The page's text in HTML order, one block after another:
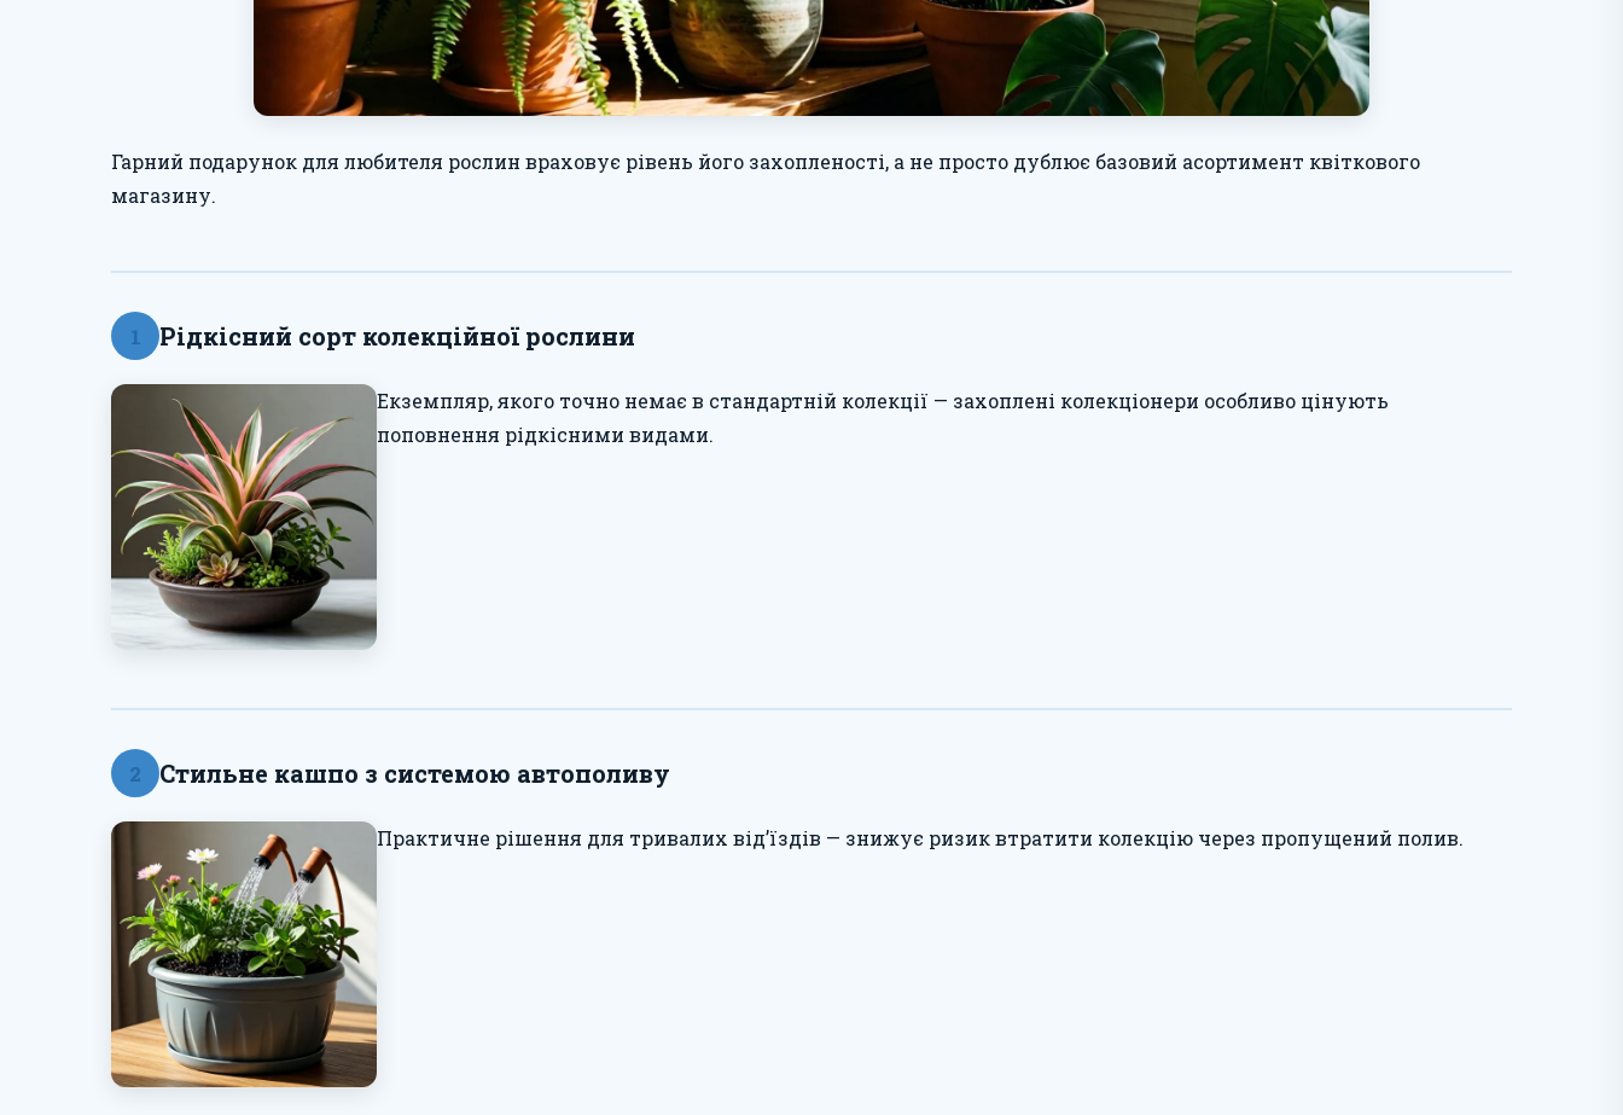
Гарний подарунок для любителя рослин враховує рівень його захопленості, а не просто дублює базовий асортимент квіткового
магазину.
1 Рідкісний сорт колекційної рослини
Екземпляр, якого точно немає в стандартній колекції — захоплені колекціонери особливо цінують
поповнення рідкісними видами.
2 Стильне кашпо з системою автополиву
Практичне рішення для тривалих відʼїздів — знижує ризик втратити колекцію через пропущений полив.